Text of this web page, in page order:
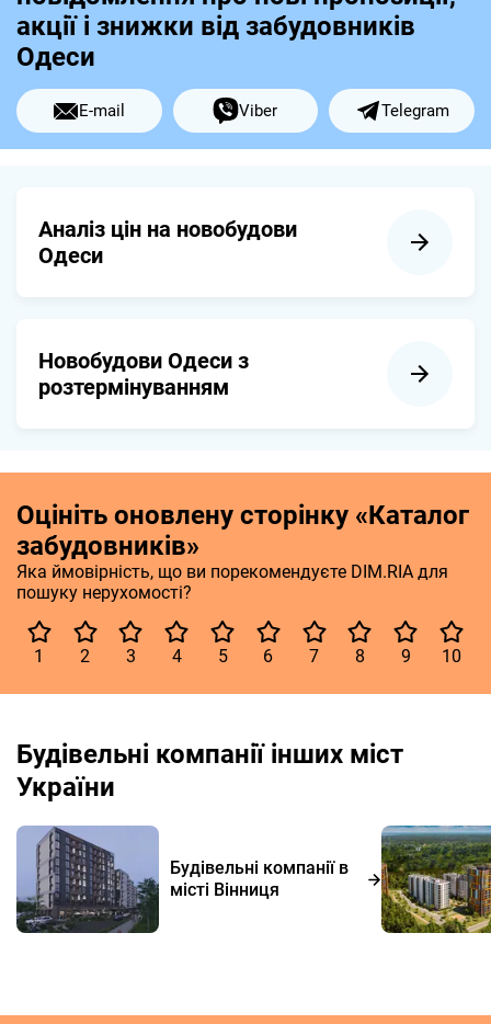
акції і знижки від забудовників
Одеси
E-mail Viber Telegram
Аналіз цін на новобудови
Одеси
Новобудови Одеси з
розтермінуванням
Оцініть оновлену сторінку «Каталог
забудовників»
Яка ймовірність, що ви порекомендуєте DIM.RIA для
пошуку нерухомості?
1 2 3 4 5 6 7 8 9 10
Будівельні компанії інших міст
України
Будівельні компанії в
місті Вінниця